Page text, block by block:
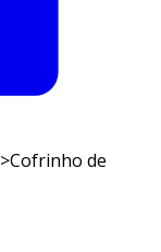
>Cofrinho de